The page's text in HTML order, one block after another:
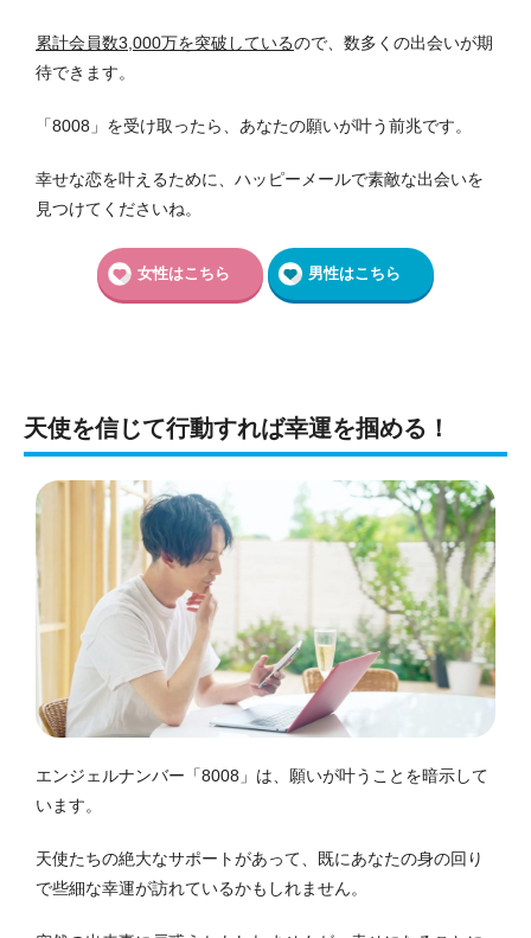
累計会員数3,000万を突破しているので、数多くの出会いが期
待できます。
「8008」を受け取ったら、あなたの願いが叶う前兆です。
幸せな恋を叶えるために、ハッピーメールで素敵な出会いを
見つけてくださいね。
女性はこちら 男性はこちら
天使を信じて行動すれば幸運を掴める！
エンジェルナンバー「8008」は、願いが叶うことを暗示して
います。
天使たちの絶大なサポートがあって、既にあなたの身の回り
で些細な幸運が訪れているかもしれません。